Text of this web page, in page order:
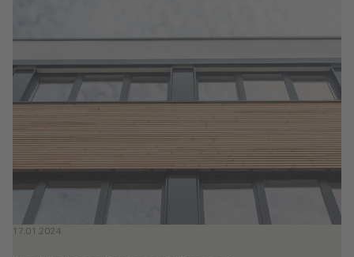
17.01.2024